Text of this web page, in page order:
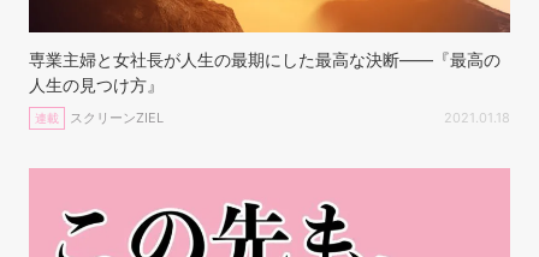
専業主婦と女社長が人生の最期にした最高な決断——『最高の
人生の見つけ方』
連載 スクリーンZIEL 2021.01.18